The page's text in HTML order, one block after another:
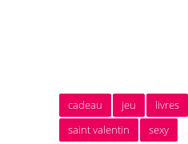
cadeau jeu livres
saint valentin
sexy